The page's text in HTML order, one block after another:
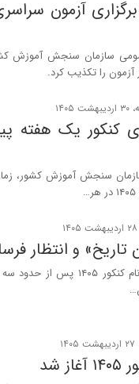
برگزاری آزمون
سازمان سنجش آموزش
را تکذیب کرد.
کنکور یک هفته
سنجش آموزش کشور،
تاریخ» و انتظار
در حالی که ثبت‌نام کنکور